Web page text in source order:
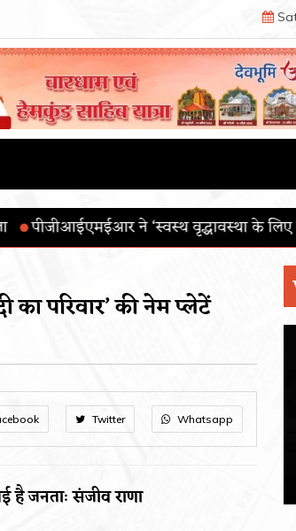
वृद्धावस्था के लिए योग’ थीम के साथ 12वाँ
का परिवार’ की नेम प्लेटें
Twitter Whatsapp
जनताः संजीव राणा